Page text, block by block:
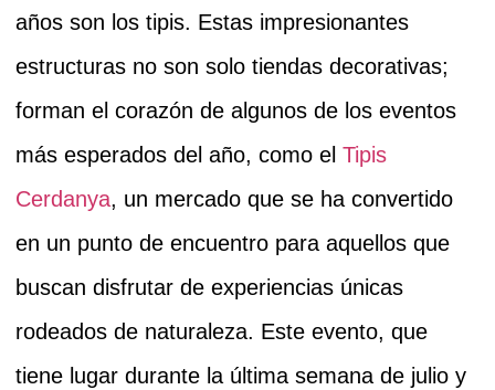
años son los tipis. Estas impresionantes
estructuras no son solo tiendas decorativas;
forman el corazón de algunos de los eventos
más esperados del año, como el Tipis
Cerdanya, un mercado que se ha convertido
en un punto de encuentro para aquellos que
buscan disfrutar de experiencias únicas
rodeados de naturaleza. Este evento, que
tiene lugar durante la última semana de julio y